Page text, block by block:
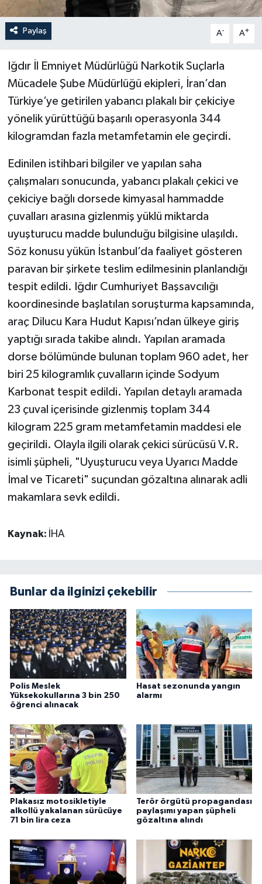
Paylaş A- A+
Iğdır İl Emniyet Müdürlüğü Narkotik Suçlarla
Mücadele Şube Müdürlüğü ekipleri, İran’dan
Türkiye’ye getirilen yabancı plakalı bir çekiciye
yönelik yürüttüğü başarılı operasyonla 344
kilogramdan fazla metamfetamin ele geçirdi.
Edinilen istihbari bilgiler ve yapılan saha
çalışmaları sonucunda, yabancı plakalı çekici ve
çekiciye bağlı dorsede kimyasal hammadde
çuvalları arasına gizlenmiş yüklü miktarda
uyuşturucu madde bulunduğu bilgisine ulaşıldı.
Söz konusu yükün İstanbul’da faaliyet gösteren
paravan bir şirkete teslim edilmesinin planlandığı
tespit edildi. Iğdır Cumhuriyet Başsavcılığı
koordinesinde başlatılan soruşturma kapsamında,
araç Dilucu Kara Hudut Kapısı’ndan ülkeye giriş
yaptığı sırada takibe alındı. Yapılan aramada
dorse bölümünde bulunan toplam 960 adet, her
biri 25 kilogramlık çuvalların içinde Sodyum
Karbonat tespit edildi. Yapılan detaylı aramada
23 çuval içerisinde gizlenmiş toplam 344
kilogram 225 gram metamfetamin maddesi ele
geçirildi. Olayla ilgili olarak çekici sürücüsü V.R.
isimli şüpheli, "Uyuşturucu veya Uyarıcı Madde
İmal ve Ticareti" suçundan gözaltına alınarak adli
makamlara sevk edildi.
Kaynak: İHA
Bunlar da ilginizi çekebilir
Polis Meslek
Yüksekokullarına 3 bin 250
öğrenci alınacak
Hasat sezonunda yangın
alarmı
Plakasız motosikletiyle
alkollü yakalanan sürücüye
71 bin lira ceza
Terör örgütü propagandası
paylaşımı yapan şüpheli
gözaltına alındı
SPOR
YAŞAM
Yerel